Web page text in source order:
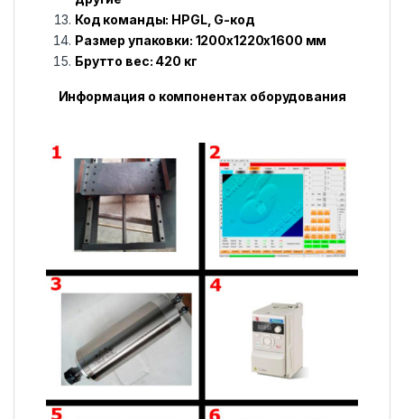
Код команды: HPGL, G-код
Размер упаковки: 1200x1220x1600 мм
Брутто вес: 420 кг
Информация о компонентах оборудования